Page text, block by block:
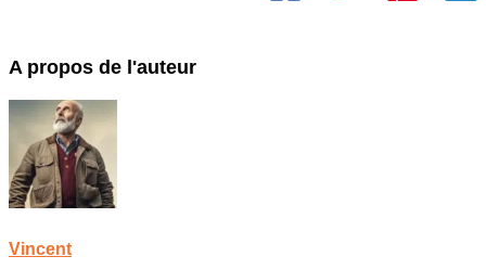
A propos de l'auteur
Vincent